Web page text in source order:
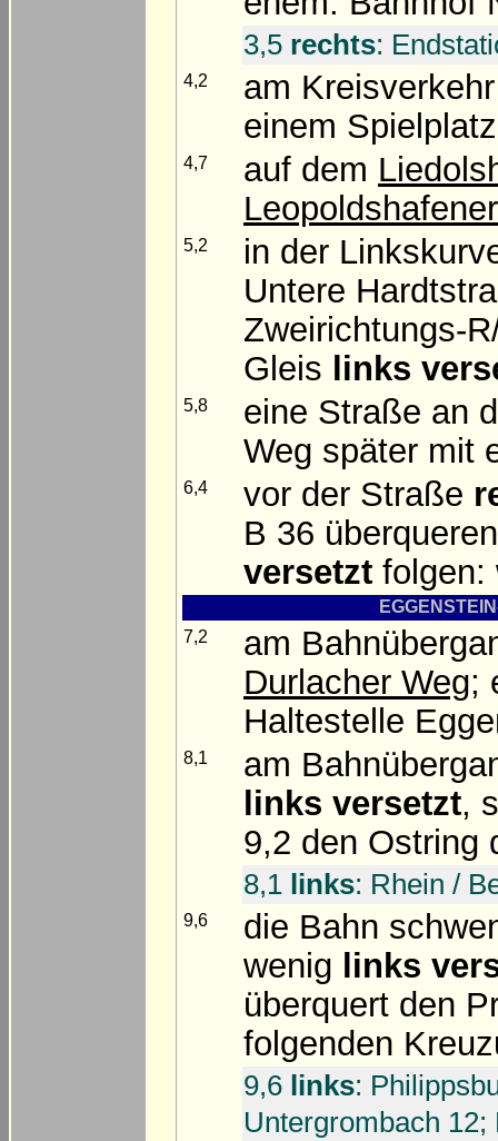
3,5 rechts:
4,2
am
einem
4,7 auf dem
5,2
in der
Untere
Zweirichtungs-
Gleis links
5,8
eine Straße an
Weg später mit
6,4 vor der Straße
B 36
versetzt folgen:
7,2
am
Durlacher Weg;
Haltestelle
8,1
am
links versetzt,
9,2 den Ostring
8,1 links: Rhein /
9,6
die Bahn
wenig links
überquert den
folgenden
9,6 links:
Untergrombach